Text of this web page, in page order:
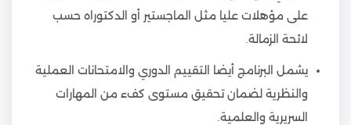
على مؤهلات عليا مثل الماجستير أو الدكتوراه حسب
لائحة الزمالة.
يشمل البرنامج أيضا التقييم الدوري والامتحانات العملية
والنظرية لضمان تحقيق مستوى كفء من المهارات
السريرية والعلمية.